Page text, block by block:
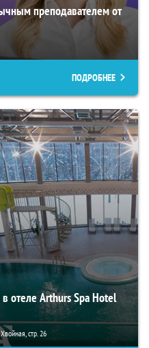
преподавателем от
ПОДРОБНЕЕ
отеле Arthurs Spa Hotel
стр. 26